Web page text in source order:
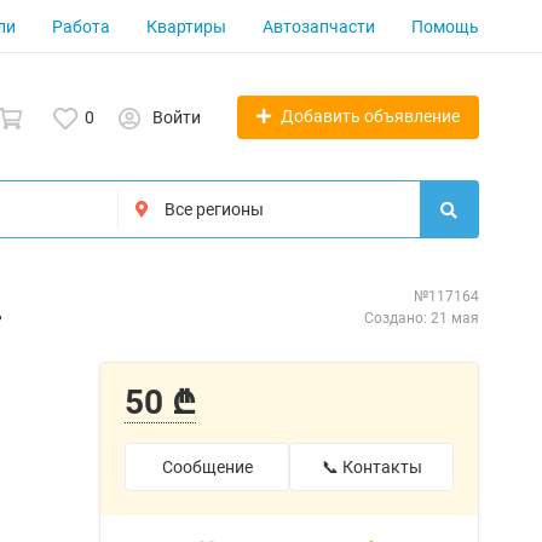
Работа Квартиры Автозапчасти Помощь
0 Войти Добавить объявление
№117164
Создано: 21 мая
50 ₾
Сообщение 📞 Контакты